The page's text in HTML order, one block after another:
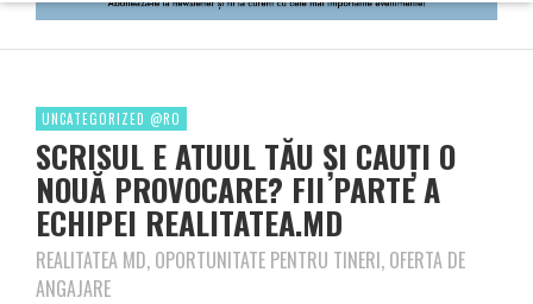
UNCATEGORIZED @RO
SCRISUL E ATUUL TĂU ȘI CAUȚI O
NOUĂ PROVOCARE? FII PARTE A
ECHIPEI REALITATEA.MD
REALITATEA MD, OPORTUNITATE PENTRU TINERI, OFERTA DE
ANGAJARE